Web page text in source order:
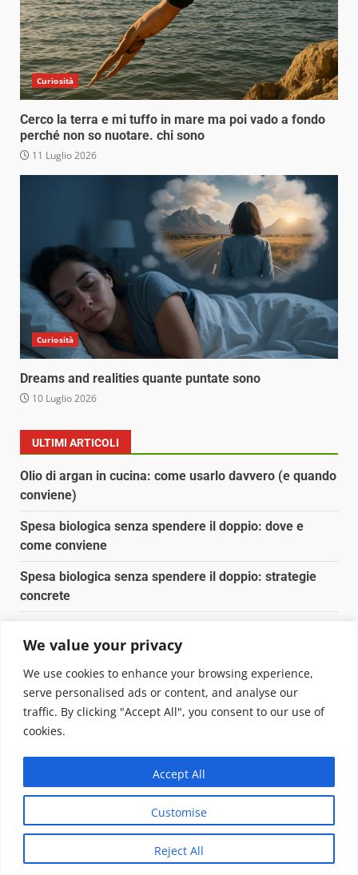
We value your privacy
We use cookies to enhance your browsing experience,
serve personalised ads or content, and analyse our
traffic. By clicking "Accept All", you consent to our use of
cookies.
Customise
Reject All
Accept All
Curiosità
Cerco la terra e mi tuffo in mare ma poi vado a fondo
perché non so nuotare. chi sono
11 Luglio 2026
Curiosità
Dreams and realities quante puntate sono
10 Luglio 2026
ULTIMI ARTICOLI
Olio di argan in cucina: come usarlo davvero (e quando
conviene)
Spesa biologica senza spendere il doppio: dove e
come conviene
Spesa biologica senza spendere il doppio: strategie
concrete
Pulizia naturale della casa: 3 ingredienti che
sostituiscono 10 prodotti chimici
Copyright © 2025 Biopianeta.it proprietà di Jws Media
Questo blog non è una testata giornalistica, in quanto
viene aggiornato senza alcuna periodicità. Non può
pertanto considerarsi un prodotto editoriale ai sensi
della legge n. 62 del 07.03.2001|DarkNewsvon AF
themes.